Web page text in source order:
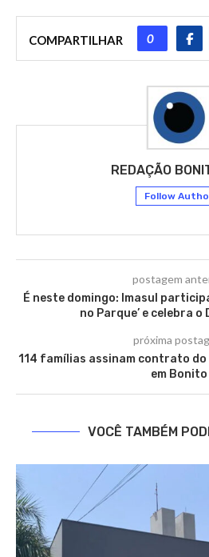
COMPARTILHAR 0
REDAÇÃO
Follow
postagem
É neste domingo: Imasul
no Parque’ e celebra o
próxima
114 famílias assinam contrato do
em Bonito
VOCÊ TAMBÉM